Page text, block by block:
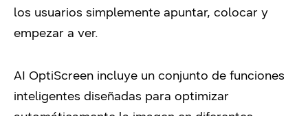
los usuarios simplemente apuntar, colocar y
empezar a ver.
AI OptiScreen incluye un conjunto de funciones
inteligentes diseñadas para optimizar